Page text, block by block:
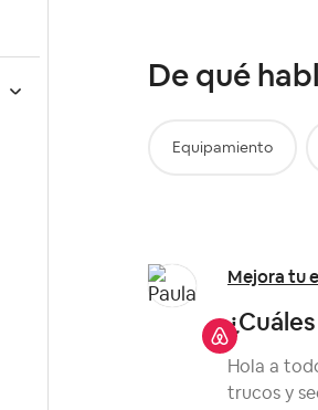
De qué
Equipamiento
Mejora tu
Hola a
trucos y